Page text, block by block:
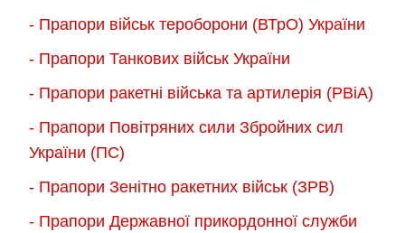
- Прапори військ тероборони (ВТрО) України
- Прапори Танкових військ України
- Прапори ракетні війська та артилерія (РВіА)
- Прапори Повітряних сили Збройних сил
України (ПС)
- Прапори Зенітно ракетних військ (ЗРВ)
- Прапори Державної прикордонної служби